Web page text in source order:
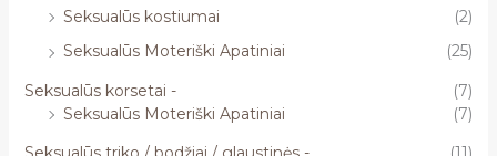
Seksualūs kostiumai
(2)
Seksualūs Moteriški Apatiniai
(25)
Seksualūs korsetai -
(7)
Seksualūs Moteriški Apatiniai
(7)